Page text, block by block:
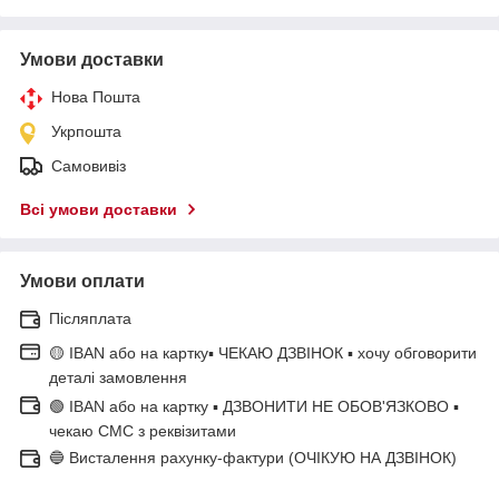
Умови доставки
Нова Пошта
Укрпошта
Самовивіз
Всі умови доставки
Умови оплати
Післяплата
🟡 IBAN або на картку▪ ЧЕКАЮ ДЗВІНОК ▪ хочу обговорити
деталі замовлення
🟢 IBAN або на картку ▪ ДЗВОНИТИ НЕ ОБОВ'ЯЗКОВО ▪
чекаю СМС з реквізитами
🔵 Висталення рахунку-фактури (ОЧІКУЮ НА ДЗВІНОК)